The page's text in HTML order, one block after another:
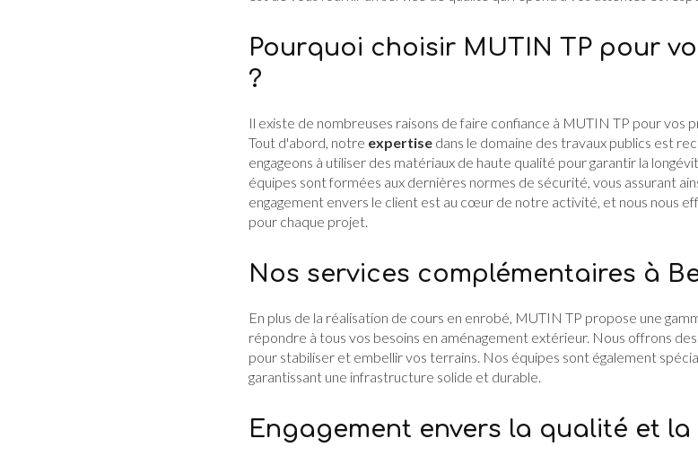
Pourquoi choisir MUTIN TP pour
?
Il existe de nombreuses raisons de faire confiance à MUTIN TP pour vos
Tout d'abord, notre expertise dans le domaine des travaux publics est
engageons à utiliser des matériaux de haute qualité pour garantir la
équipes sont formées aux dernières normes de sécurité, vous assurant
engagement envers le client est au cœur de notre activité, et nous nous
pour chaque projet.
Nos services complémentaires à
En plus de la réalisation de cours en enrobé, MUTIN TP propose une
répondre à tous vos besoins en aménagement extérieur. Nous offrons
pour stabiliser et embellir vos terrains. Nos équipes sont également
garantissant une infrastructure solide et durable.
Engagement envers la qualité et